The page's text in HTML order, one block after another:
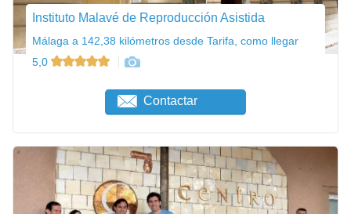
Instituto Malavé de Reproducción Asistida
Málaga a 142,38 kilómetros desde Tarifa, como llegar
5,0
Contactar